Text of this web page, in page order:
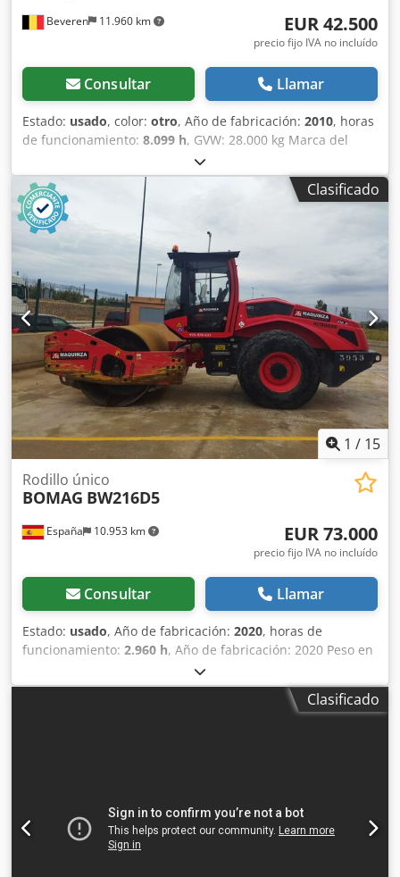
Beveren 11.960 km EUR 42.500
precio fijo IVA no incluído
Consultar Llamar
Estado: usado, color: otro, Año de fabricación: 2010, horas
de funcionamiento: 8.099 h, GVW: 28.000 kg Marca del
motor: Deutz Marcado CE: sí Dcjdpfozblcrox Anuek
Número de serie: 101583141318 ¡Máquinas en venta!
Consulte nuestro sitio web para ver una variedad de
máquinas listas para la venta. Contamos con más opciones
de las que aparecen online, por lo que puede llamarnos o
enviarnos un correo electrónico en cualquier momento.
Todas nuestras máquinas están completamente revisadas
y comprobadas por su fiabilidad. ¿Necesita fotos?
Contáctenos y se las enviaremos de inmediato. Le
atendemos en holandés, inglés, francés, alemán, español y
ruso. Descubra nuestra amplia gama de máquinas fiables.
Clasificado
1 / 15
España 10.953 km
Rodillo único
BOMAG BW216D5
EUR 73.000
precio fijo IVA no incluído
Consultar Llamar
Estado: usado, Año de fabricación: 2020, horas de
funcionamiento: 2.960 h, Año de fabricación: 2020 Peso en
vacío: 16.000 kg Dimensiones (lxanxal): 622 x 230 x 299 cm
Tipo de motor: Deutz DEUTZ TCD4.1 L-4 Ubicación: El Burgo
de Ebro (Zaragoza) Rodillo de compactación usado, de
sector en obras pequeñas o medianas, en trabajos de
construcción de infraestructura de transporte como
carreteras o construcción de edificios. El rodillo
Clasificado